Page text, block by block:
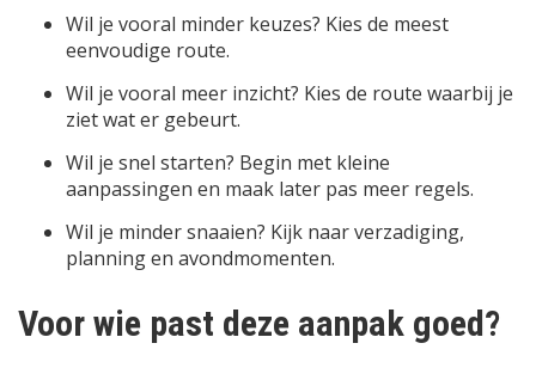
Wil je vooral minder keuzes? Kies de meest
eenvoudige route.
Wil je vooral meer inzicht? Kies de route waarbij je
ziet wat er gebeurt.
Wil je snel starten? Begin met kleine
aanpassingen en maak later pas meer regels.
Wil je minder snaaien? Kijk naar verzadiging,
planning en avondmomenten.
Voor wie past deze aanpak goed?